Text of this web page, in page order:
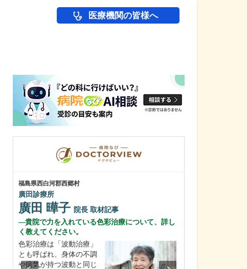
医療機関の皆様へ
福島県西白河郡西郷村
廣田診療所
廣田 曄子 院長 取材記事
貴院で力を入れている色彩治療について、詳し
く教えてください。
色彩治療は「波動治療」
とも呼ばれ、身体の不調
や病気が持つ波動と同じ